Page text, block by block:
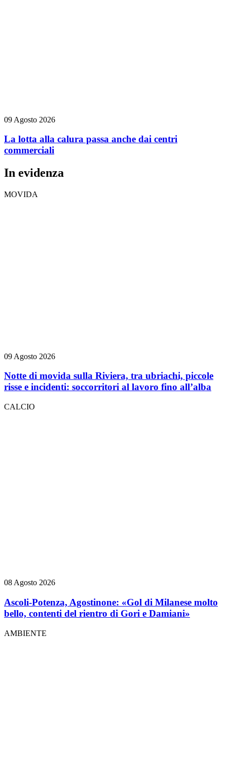
09 Agosto 2026
La lotta alla calura passa anche dai centri
commerciali
In evidenza
MOVIDA
09 Agosto 2026
Notte di movida sulla Riviera, tra ubriachi, piccole
risse e incidenti: soccorritori al lavoro fino all’alba
CALCIO
08 Agosto 2026
Ascoli-Potenza, Agostinone: «Gol di Milanese molto
bello, contenti del rientro di Gori e Damiani»
AMBIENTE